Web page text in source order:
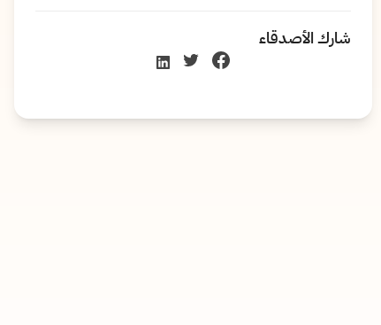
شارك الأصدقاء